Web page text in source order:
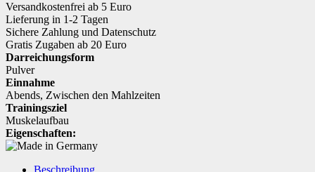
Versandkostenfrei ab 5 Euro
Lieferung in 1-2 Tagen
Sichere Zahlung und Datenschutz
Gratis Zugaben ab 20 Euro
Darreichungsform
Pulver
Einnahme
Abends, Zwischen den Mahlzeiten
Trainingsziel
Muskelaufbau
Eigenschaften: